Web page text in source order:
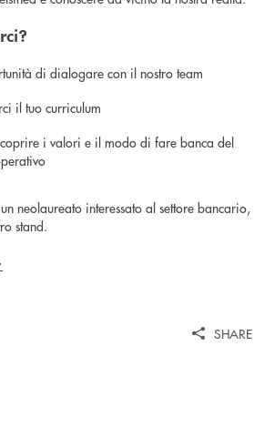
di dialogare con il nostro team
il tuo curriculum
i valori e il modo di fare banca del
neolaureato interessato al settore bancario,
stand.
SHARE